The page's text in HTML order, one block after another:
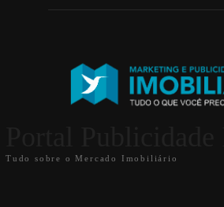
Tudo sobre o Mercado Imobiliário